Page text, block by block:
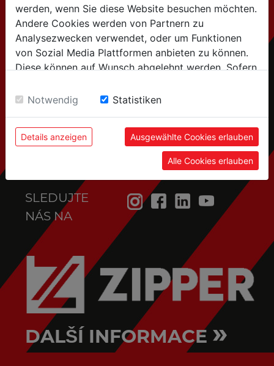
HOLZMANN MASCHINEN GmbH
Marktplatz 4 / 4170 Haslach / Austria
Tel:+43 7289 / 71562-0
info@holzmann-maschinen.at
SLEDUJTE
NÁS NA
DALŠÍ INFORMACE »
werden, wenn Sie diese Website besuchen möchten.
Andere Cookies werden von Partnern zu
Analysezwecken verwendet, oder um Funktionen
von Sozial Media Plattformen anbieten zu können.
Diese können auf Wunsch abgelehnt werden. Sofern
Einwilligung zu unseren Cookies.
Notwendig Statistiken
Details anzeigen Ausgewählte Cookies erlauben
Alle Cookies erlauben